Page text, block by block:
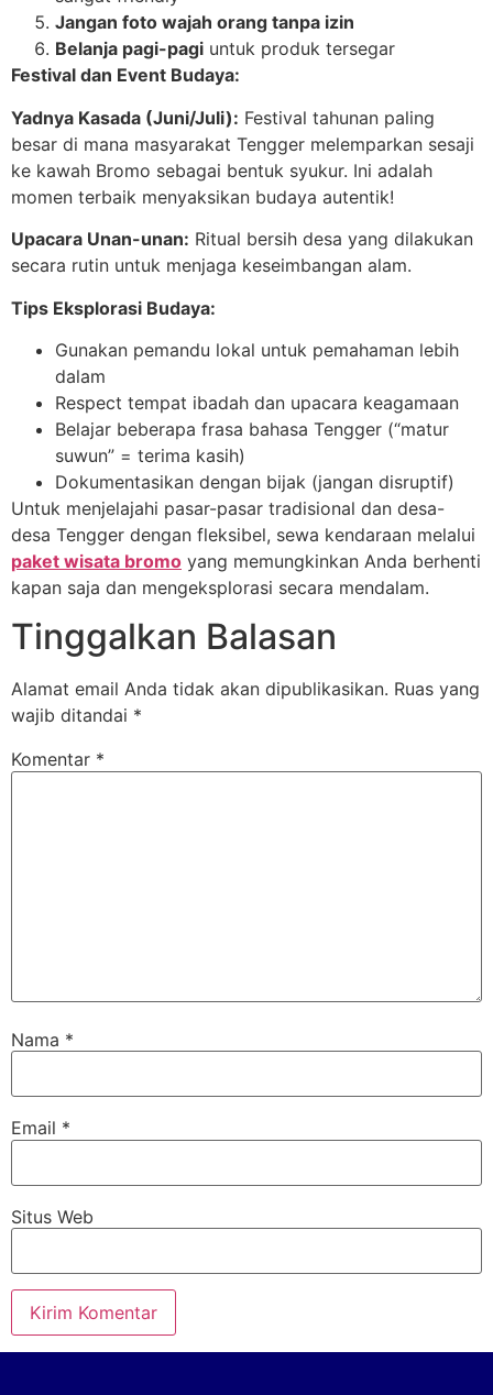
Jangan foto wajah orang tanpa izin
Belanja pagi-pagi untuk produk tersegar
Festival dan Event Budaya:
Yadnya Kasada (Juni/Juli): Festival tahunan paling
besar di mana masyarakat Tengger melemparkan sesaji
ke kawah Bromo sebagai bentuk syukur. Ini adalah
momen terbaik menyaksikan budaya autentik!
Upacara Unan-unan: Ritual bersih desa yang dilakukan
secara rutin untuk menjaga keseimbangan alam.
Tips Eksplorasi Budaya:
Gunakan pemandu lokal untuk pemahaman lebih
dalam
Respect tempat ibadah dan upacara keagamaan
Belajar beberapa frasa bahasa Tengger (“matur
suwun” = terima kasih)
Dokumentasikan dengan bijak (jangan disruptif)
Untuk menjelajahi pasar-pasar tradisional dan desa-
desa Tengger dengan fleksibel, sewa kendaraan melalui
paket wisata bromo yang memungkinkan Anda berhenti
kapan saja dan mengeksplorasi secara mendalam.
Tinggalkan Balasan
Alamat email Anda tidak akan dipublikasikan. Ruas yang
wajib ditandai *
Komentar *
Nama *
Email *
Situs Web